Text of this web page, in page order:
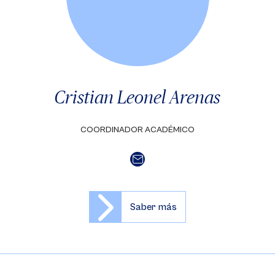
Cristian Leonel Arenas
COORDINADOR ACADÉMICO
Saber más